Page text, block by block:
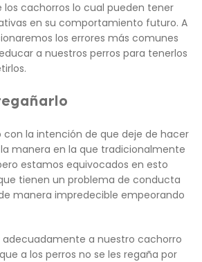
cachorros lo cual pueden tener
en su comportamiento futuro. A
los errores más comunes
a nuestros perros para tenerlos
con la intención de que deje de hacer
manera en la que tradicionalmente
estamos equivocados en esto
tienen un problema de conducta
manera impredecible empeorando
adecuadamente a nuestro cachorro
a los perros no se les regaña por